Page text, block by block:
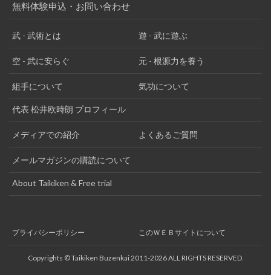
無料体験申込・お問い合わせ
武 - 武術とは 遊 - 武に遊ぶ
空 - 武に安らぐ 元 - 根源力を養う
組手について 気功について
代表 松井欧時朗 プロフィール
メディアでの紹介 よくあるご質問
メールマガジンの購読について
About Taikiken & Free trial
プライバシーポリシー このＷＥＢサイトについて
Copyrights © Taikiken Buzenkai 2011-2026 ALL RIGHTS RESERVED.